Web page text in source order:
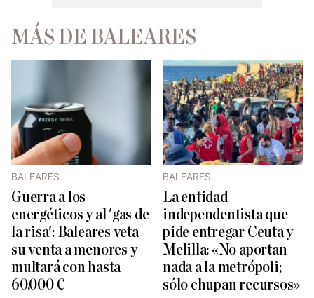
MÁS DE BALEARES
BALEARES
Guerra a los
energéticos y al 'gas de
la risa': Baleares veta
su venta a menores y
multará con hasta
60.000 €
BALEARES
La entidad
independentista que
pide entregar Ceuta y
Melilla: «No aportan
nada a la metrópoli;
sólo chupan recursos»